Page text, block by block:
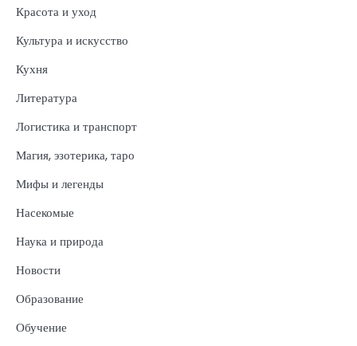
Красота и уход
Культура и искусство
Кухня
Литература
Логистика и транспорт
Магия, эзотерика, таро
Мифы и легенды
Насекомые
Наука и природа
Новости
Образование
Обучение